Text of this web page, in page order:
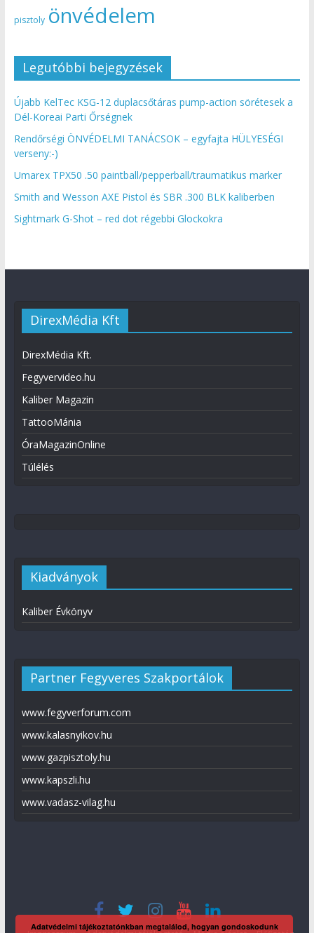
pisztoly önvédelem
Legutóbbi bejegyzések
Újabb KelTec KSG-12 duplacsőtáras pump-action sörétesek a
Dél-Koreai Parti Őrségnek
Rendőrségi ÖNVÉDELMI TANÁCSOK – egyfajta HÜLYESÉGI
verseny:-)
Umarex TPX50 .50 paintball/pepperball/traumatikus marker
Smith and Wesson AXE Pistol és SBR .300 BLK kaliberben
Sightmark G-Shot – red dot régebbi Glockokra
DirexMédia Kft
DirexMédia Kft.
Fegyvervideo.hu
Kaliber Magazin
TattooMánia
ÓraMagazinOnline
Túlélés
Kiadványok
Kaliber Évkönyv
Partner Fegyveres Szakportálok
www.fegyverforum.com
www.kalasnyikov.hu
www.gazpisztoly.hu
www.kapszli.hu
www.vadasz-vilag.hu
Adatvédelmi tájékoztatónkban megtalálod, hogyan gondoskodunk